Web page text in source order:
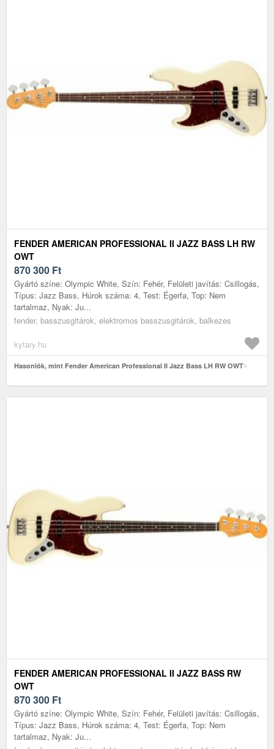
FENDER AMERICAN PROFESSIONAL II JAZZ BASS LH RW
OWT
870 300 Ft
Gyártó színe: Olympic White, Szín: Fehér, Felületi javítás: Csillogás,
Típus: Jazz Bass, Húrok száma: 4, Test: Égerfa, Top: Nem
tartalmaz, Nyak: Ju...
fender, basszusgitárok, elektromos basszusgitárok, balkezes
kytary.hu
Hasonlók, mint Fender American Professional II Jazz Bass LH RW OWT
FENDER AMERICAN PROFESSIONAL II JAZZ BASS RW
OWT
870 300 Ft
Gyártó színe: Olympic White, Szín: Fehér, Felületi javítás: Csillogás,
Típus: Jazz Bass, Húrok száma: 4, Test: Égerfa, Top: Nem
tartalmaz, Nyak: Ju...